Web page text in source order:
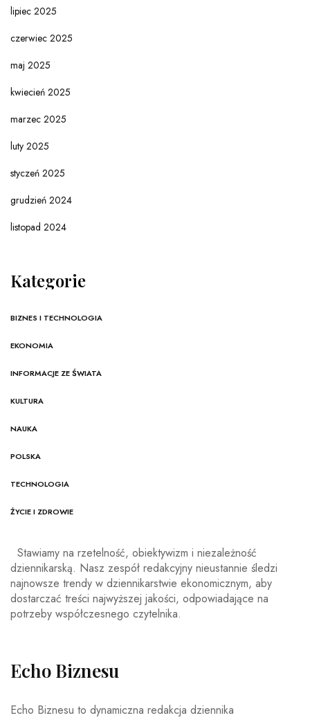
lipiec 2025
czerwiec 2025
maj 2025
kwiecień 2025
marzec 2025
luty 2025
styczeń 2025
grudzień 2024
listopad 2024
Kategorie
BIZNES I TECHNOLOGIA
EKONOMIA
INFORMACJE ZE ŚWIATA
KULTURA
NAUKA
POLSKA
TECHNOLOGIA
ŻYCIE I ZDROWIE
Stawiamy na rzetelność, obiektywizm i niezależność
dziennikarską. Nasz zespół redakcyjny nieustannie śledzi
najnowsze trendy w dziennikarstwie ekonomicznym, aby
dostarczać treści najwyższej jakości, odpowiadające na
potrzeby współczesnego czytelnika.
Echo Biznesu
Echo Biznesu to dynamiczna redakcja dziennika